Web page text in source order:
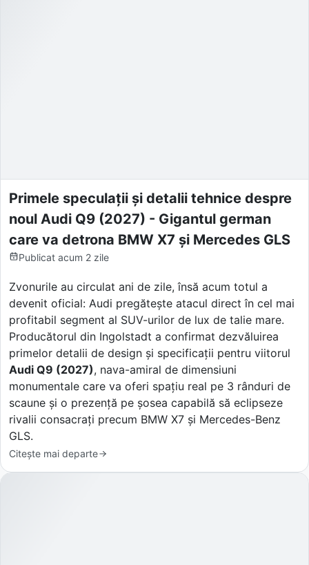
Primele speculații și detalii tehnice despre
noul Audi Q9 (2027) - Gigantul german
care va detrona BMW X7 și Mercedes GLS
Publicat acum 2 zile
Zvonurile au circulat ani de zile, însă acum totul a
devenit oficial: Audi pregătește atacul direct în cel mai
profitabil segment al SUV-urilor de lux de talie mare.
Producătorul din Ingolstadt a confirmat dezvăluirea
primelor detalii de design și specificații pentru viitorul
Audi Q9 (2027), nava-amiral de dimensiuni
monumentale care va oferi spațiu real pe 3 rânduri de
scaune și o prezență pe șosea capabilă să eclipseze
rivalii consacrați precum BMW X7 și Mercedes-Benz
GLS.
Citește mai departe